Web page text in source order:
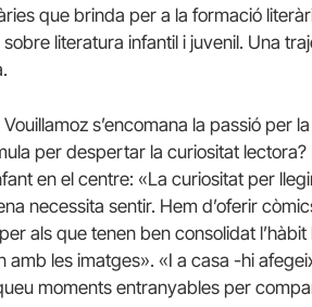
que brinda per a la formació
literatura infantil i juvenil. Una
s’encomana la passió per
per despertar la curiositat
en el centre: «La curiositat per
necessita sentir. Hem d’oferir
als que tenen ben consolidat l’hàbit
amb les imatges». «I a casa -hi
moments entranyables per